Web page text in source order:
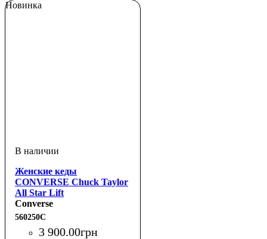
Новинка
Женские кеды
CONVERSE Chuck Taylor
All Star Lift
Converse
560250C
3 900.00грн